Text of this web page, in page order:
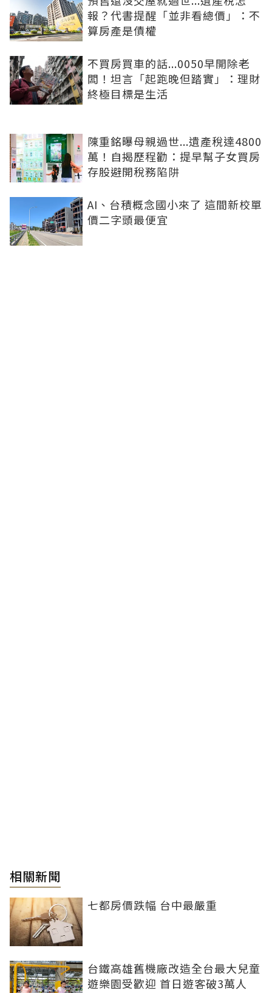
報？代書提醒「並非看總價」：不
算房產是債權
不買房買車的話...0050早開除老
闆！坦言「起跑晚但踏實」：理財
終極目標是生活
陳重銘曝母親過世...遺產稅達4800
萬！自揭歷程勸：提早幫子女買房
存股避開稅務陷阱
AI、台積概念國小來了 這間新校單
價二字頭最便宜
相關新聞
七都房價跌幅 台中最嚴重
台鐵高雄舊機廠改造全台最大兒童
遊樂園受歡迎 首日遊客破3萬人